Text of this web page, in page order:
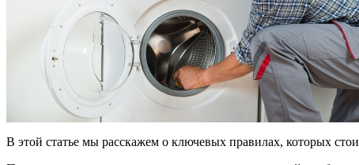
В этой статье мы расскажем о ключевых правилах, которых